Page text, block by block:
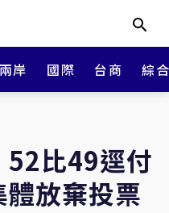
兩岸 國際 台商 綜
52比49逕付
放棄投票